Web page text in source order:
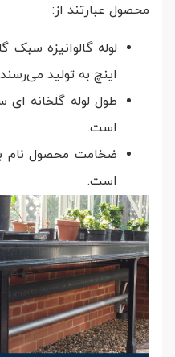
محصول عبارتند از:
اینچ به تولید
است.
است.